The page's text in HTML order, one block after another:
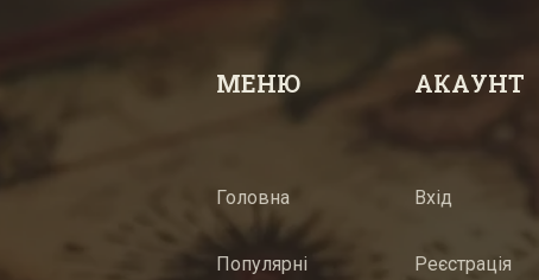
МЕНЮ
Головна
Популярні
АКАУНТ
Вхід
Реєстрація